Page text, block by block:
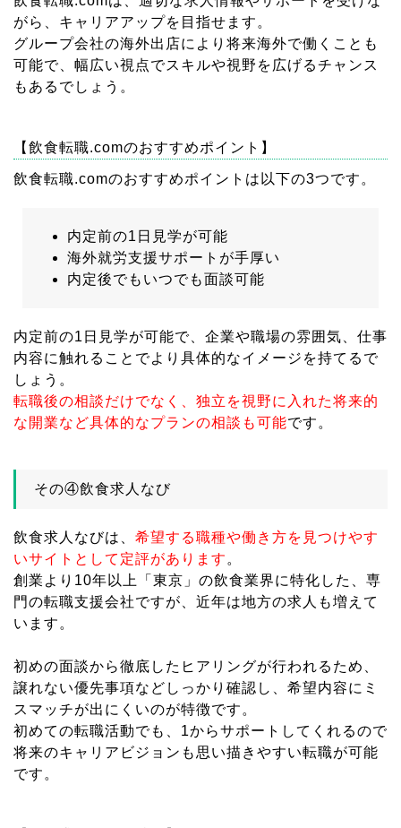
がら、キャリアアップを目指せます。
グループ会社の海外出店により将来海外で働くことも
可能で、幅広い視点でスキルや視野を広げるチャンス
もあるでしょう。
【飲食転職.comのおすすめポイント】
飲食転職.comのおすすめポイントは以下の3つです。
内定前の1日見学が可能
海外就労支援サポートが手厚い
内定後でもいつでも面談可能
内定前の1日見学が可能で、企業や職場の雰囲気、仕事
内容に触れることでより具体的なイメージを持てるで
しょう。
転職後の相談だけでなく、独立を視野に入れた将来的
な開業など具体的なプランの相談も可能です。
その④飲食求人なび
飲食求人なびは、 希望する職種や働き方を見つけやす
いサイトとして定評があります 。
創業より10年以上「東京」の飲食業界に特化した、専
門の転職支援会社ですが、近年は地方の求人も増えて
います。
初めの面談から徹底したヒアリングが行われるため、
譲れない優先事項などしっかり確認し、希望内容にミ
スマッチが出にくいのが特徴です。
初めての転職活動でも、1からサポートしてくれるので
将来のキャリアビジョンも思い描きやすい転職が可能
です。